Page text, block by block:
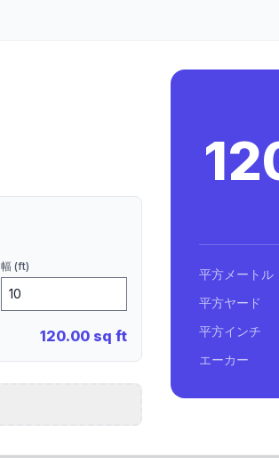
幅 (ft)
120.00 sq ft
平方メートル
平方ヤード
平方インチ
エーカー